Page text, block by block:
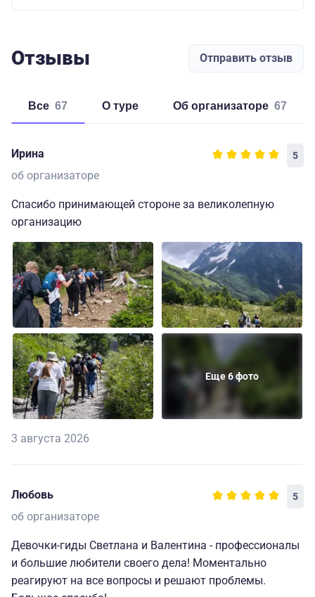
Отзывы Отправить отзыв
Все 67 о туре об организаторе 67
Ирина 5
об организаторе
Спасибо принимающей стороне за великолепную
организацию
Еще 6 фото
3 августа 2026
Любовь 5
об организаторе
Девочки-гиды Светлана и Валентина - профессионалы
и большие любители своего дела! Моментально
реагируют на все вопросы и решают проблемы.